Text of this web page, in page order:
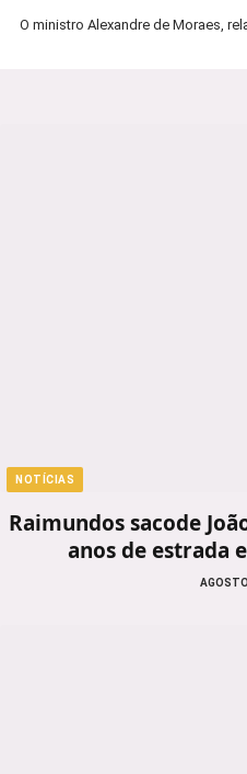
O ministro Alexandre de Moraes,
NOTÍCIAS
Raimundos sacode
anos de estrada